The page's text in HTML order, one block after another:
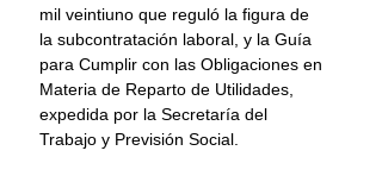
mil veintiuno que reguló la figura de
la subcontratación laboral, y la Guía
para Cumplir con las Obligaciones en
Materia de Reparto de Utilidades,
expedida por la Secretaría del
Trabajo y Previsión Social.